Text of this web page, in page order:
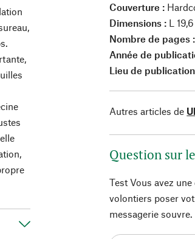
Couverture :
Dimensions : L
Nombre de pages :
Année de
Lieu de
Autres articles de
Question sur
Test Vous avez
volontiers poser
messagerie souvre.